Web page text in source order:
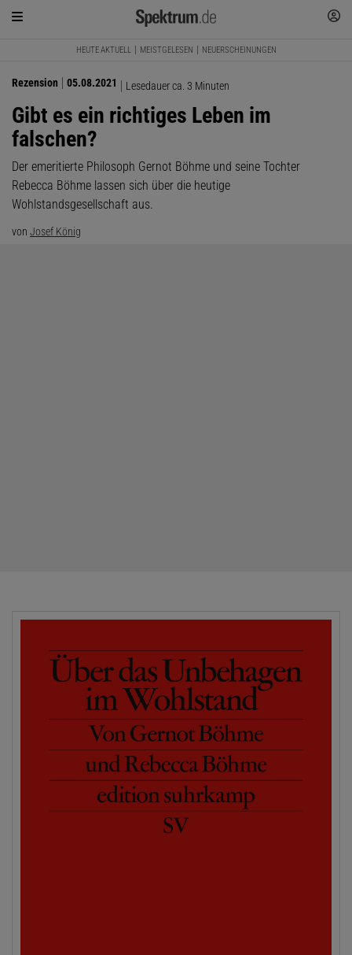
HEUTE AKTUELL MEISTGELESEN NEUERSCHEINUNGEN
Rezension 05.08.2021 Lesedauer ca. 3 Minuten
Gibt es ein richtiges Leben im
falschen?
Der emeritierte Philosoph Gernot Böhme und seine Tochter
Rebecca Böhme lassen sich über die heutige
Wohlstandsgesellschaft aus.
von Josef König